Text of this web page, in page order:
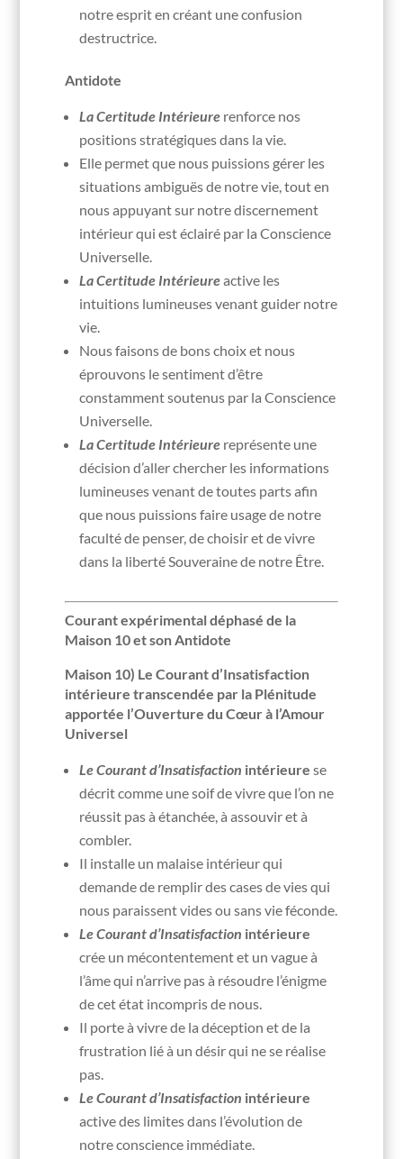
notre esprit en créant une confusion
destructrice.
Antidote
La Certitude Intérieure renforce nos
positions stratégiques dans la vie.
Elle permet que nous puissions gérer les
situations ambiguës de notre vie, tout en
nous appuyant sur notre discernement
intérieur qui est éclairé par la Conscience
Universelle.
La Certitude Intérieureactive les
intuitions lumineuses venant guider notre
vie.
Nous faisons de bons choix et nous
éprouvons le sentiment d’être
constamment soutenus par la Conscience
Universelle.
La Certitude Intérieure représente une
décision d’aller chercher les informations
lumineuses venant de toutes parts afin
que nous puissions faire usage de notre
faculté de penser, de choisir et de vivre
dans la liberté Souveraine de notre Être.
Courant expérimental déphasé de la
Maison 10 et son Antidote
Maison 10) Le Courant d’Insatisfaction
intérieure transcendée par la Plénitude
apportée l’Ouverture du Cœur à l’Amour
Universel
Le Courant d’Insatisfaction intérieure se
décrit comme une soif de vivre que l’on ne
réussit pas à étanchée, à assouvir et à
combler.
Il installe un malaise intérieur qui
demande de remplir des cases de vies qui
nous paraissent vides ou sans vie féconde.
Le Courant d’Insatisfaction intérieure
crée un mécontentement et un vague à
l’âme qui n’arrive pas à résoudre l’énigme
de cet état incompris de nous.
Il porte à vivre de la déception et de la
frustration lié à un désir qui ne se réalise
pas.
Le Courant d’Insatisfaction intérieure
active des limites dans l’évolution de
notre conscience immédiate.